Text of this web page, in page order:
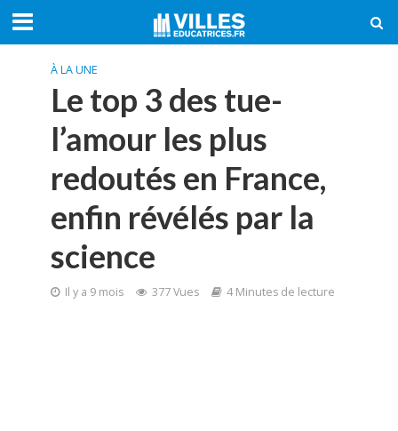
À LA UNE
Le top 3 des tue-
l’amour les plus
redoutés en France,
enfin révélés par la
science
Il y a 9 mois 377 Vues 4 Minutes de lecture